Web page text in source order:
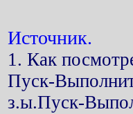
Источник.
1. Как
Пуск-
з.ы.Пуск-